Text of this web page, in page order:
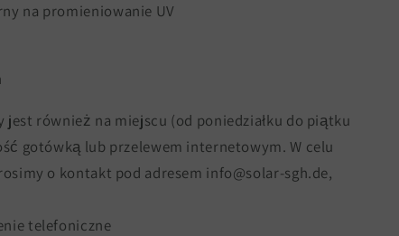
na promieniowanie UV
również na miejscu (od poniedziałku do piątku
gotówką lub przelewem internetowym. W celu
o kontakt pod adresem info@solar-sgh.de,
telefoniczne